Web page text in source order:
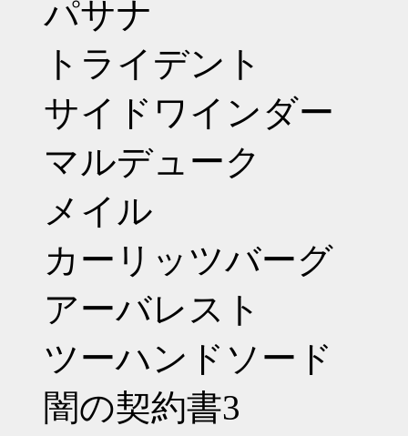
パサナ
トライデント
サイドワインダー
マルデューク
メイル
カーリッツバーグ
アーバレスト
ツーハンドソード
闇の契約書3